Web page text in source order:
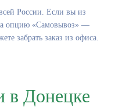
России. Если вы из
опцию «Самовывоз» —
забрать заказ из офиса.
в Донецке